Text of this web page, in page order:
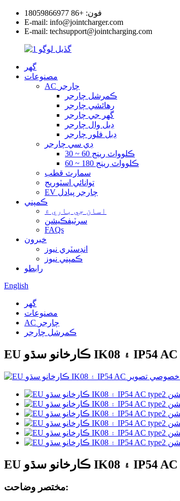
فون: +86 18059866977
E-mail: info@jointcharger.com
E-mail: techsupport@jointcharging.com
گهر
مصنوعات
AC چارجر
ڪمرشل چارجر
رهائشي چارجر
گھر جي چارجر
ڊبل وال چارجر
ڊبل فلور چارجر
ڊي سي چارجر
30 ~ 60 ڪلوواٽ رينج
60 ~ 180 ڪلوواٽ رينج
سمارٽ قطب
توانائي اسٽوريج
EV چارجر پيادل
ڪمپني
اسان جي باري ۾
سرٽيفڪيشن
FAQs
خبرون
انڊسٽري نيوز
ڪمپني نيوز
رابطو
English
گهر
مصنوعات
AC چارجر
ڪمرشل چارجر
مختصر وضاحت: